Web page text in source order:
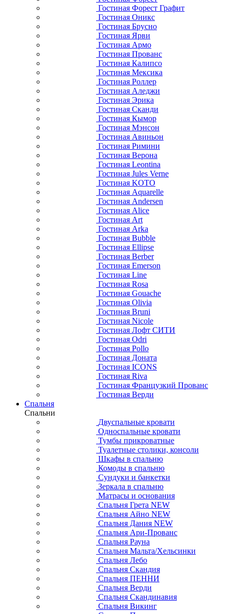
Гостиная Форест Графит
Гостиная Оникс
Гостиная Брусно
Гостиная Ярви
Гостиная Армо
Гостиная Прованс
Гостиная Калипсо
Гостиная Мексика
Гостиная Роллер
Гостиная Аледжи
Гостиная Эрика
Гостиная Сканди
Гостиная Кымор
Гостиная Мэнсон
Гостиная Авиньон
Гостиная Римини
Гостиная Верона
Гостиная Leontina
Гостиная Jules Verne
Гостиная KOTO
Гостиная Aquarelle
Гостиная Andersen
Гостиная Alice
Гостиная Art
Гостиная Arka
Гостиная Bubble
Гостиная Ellipse
Гостиная Berber
Гостиная Emerson
Гостиная Line
Гостиная Rosa
Гостиная Gouache
Гостиная Olivia
Гостиная Bruni
Гостиная Nicole
Гостиная Лофт СИТИ
Гостиная Odri
Гостиная Pollo
Гостиная Доната
Гостиная ICONS
Гостиная Riva
Гостиная Французкий Прованс
Гостиная Верди
Спальня
Спальни
Двуспальные кровати
Односпальные кровати
Тумбы прикроватные
Туалетные столики, консоли
Шкафы в спальню
Комоды в спальню
Сундуки и банкетки
Зеркала в спальню
Матрасы и основания
Спальня Грета NEW
Спальня Айно NEW
Спальня Дания NEW
Спальня Ари-Прованс
Спальня Рауна
Спальня Мальта/Хельсинки
Спальня Лебо
Спальня Скандия
Спальня ПЕННИ
Спальня Верди
Спальня Скандинавия
Спальня Викинг